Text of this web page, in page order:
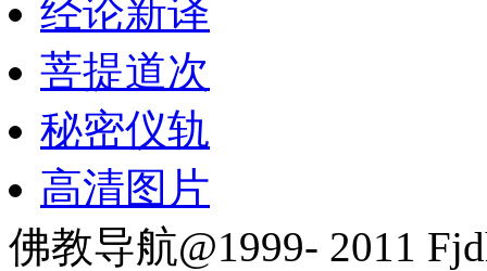
经论新译
菩提道次
秘密仪轨
高清图片
佛教导航@1999- 2011